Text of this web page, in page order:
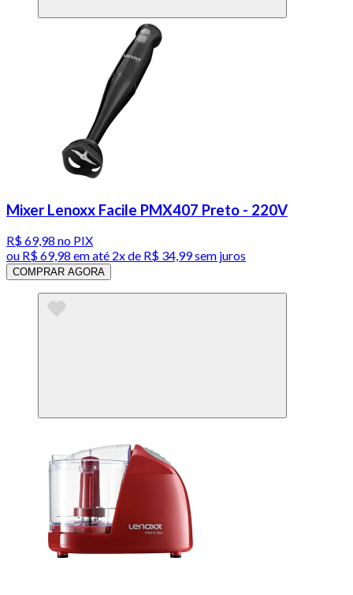
Mixer Lenoxx Facile PMX407 Preto - 220V
R$ 69,98 no PIX
ou R$ 69,98 em até 2x de R$ 34,99 sem juros
COMPRAR AGORA